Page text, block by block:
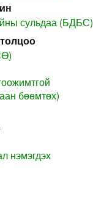
сульдаа (БДБС)
бөөмтөх)
нэмэгдэх